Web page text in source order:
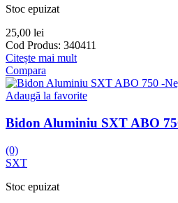
Stoc epuizat
25,00 lei
Cod Produs: 340411
Citește mai mult
Compara
Adaugă la favorite
Bidon Aluminiu SXT ABO
(0)
SXT
Stoc epuizat